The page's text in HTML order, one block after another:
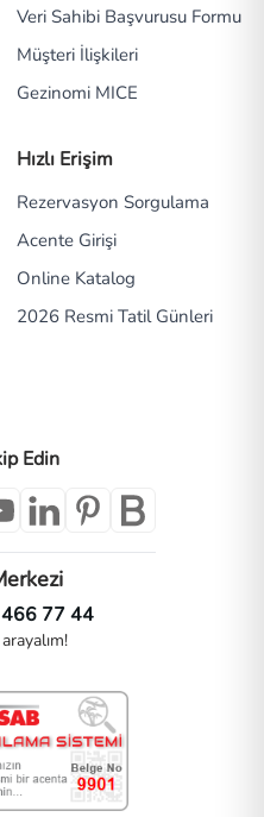
Veri Sahibi Başvurusu Formu
Müşteri İlişkileri
Gezinomi MICE
Hızlı Erişim
Rezervasyon Sorgulama
Acente Girişi
Online Katalog
2026 Resmi Tatil Günleri
Edin
77 44